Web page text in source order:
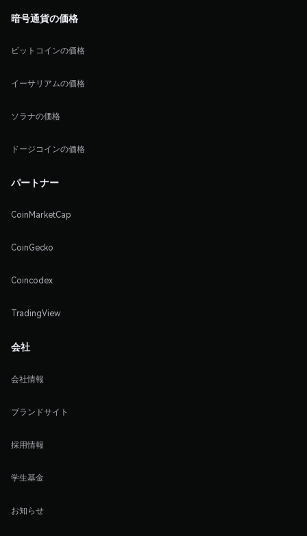
暗号通貨の価格
ビットコインの価格
イーサリアムの価格
ソラナの価格
ドージコインの価格
パートナー
CoinMarketCap
CoinGecko
Coincodex
TradingView
会社
会社情報
ブランドサイト
採用情報
学生基金
お知らせ